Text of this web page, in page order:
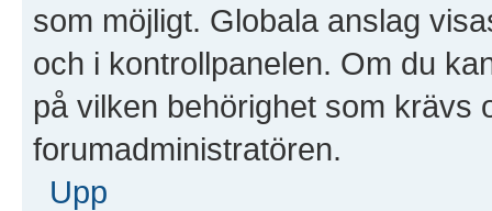
som möjligt. Globala anslag
och i kontrollpanelen. Om du
på vilken behörighet som krävs
forumadministratören.
Upp